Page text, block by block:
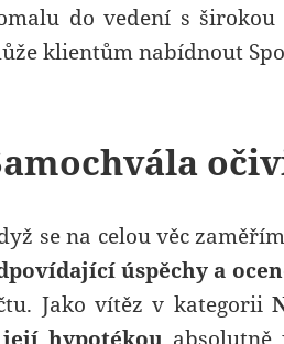
do vedení s
klientům nabídnout
se na celou věc
úspěchy a
Jako vítěz v kategorii